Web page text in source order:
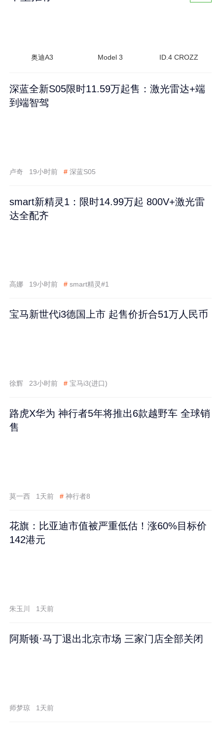
奥迪A3 Model 3 ID.4 CROZZ
深蓝全新S05限时11.59万起售：激光雷达+端
到端智驾
卢奇 19小时前 # 深蓝S05
smart新精灵1：限时14.99万起 800V+激光雷
达全配齐
高娜 19小时前 # smart精灵#1
宝马新世代i3德国上市 起售价折合51万人民币
徐辉 23小时前 # 宝马i3(进口)
路虎X华为 神行者5年将推出6款越野车 全球销
售
莫一西 1天前 # 神行者8
花旗：比亚迪市值被严重低估！涨60%目标价
142港元
朱玉川 1天前
阿斯顿·马丁退出北京市场 三家门店全部关闭
师梦琼 1天前